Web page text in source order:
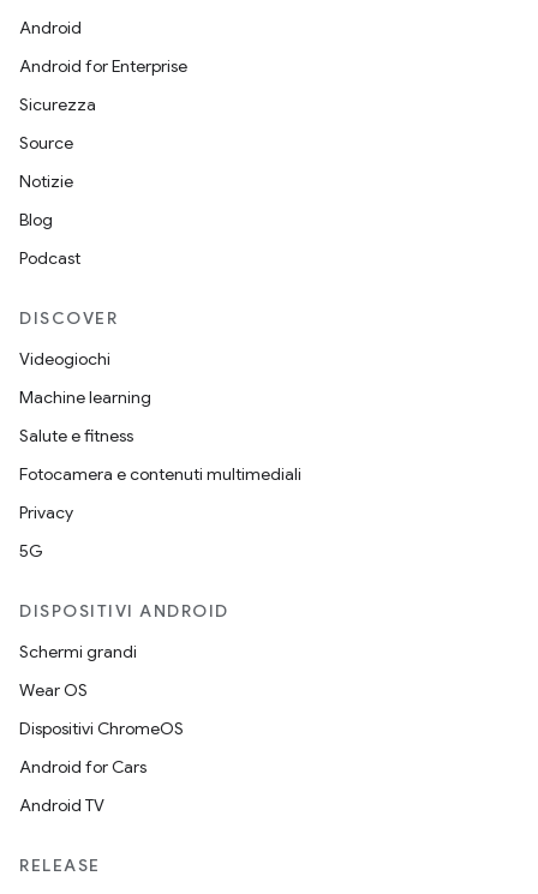
Android
Android for Enterprise
Sicurezza
Source
Notizie
Blog
Podcast
DISCOVER
Videogiochi
Machine learning
Salute e fitness
Fotocamera e contenuti multimediali
Privacy
5G
DISPOSITIVI ANDROID
Schermi grandi
Wear OS
Dispositivi ChromeOS
Android for Cars
Android TV
RELEASE